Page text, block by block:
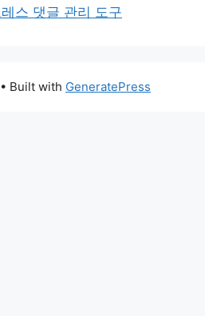
스 댓글 관리 도구
• Built with GeneratePress